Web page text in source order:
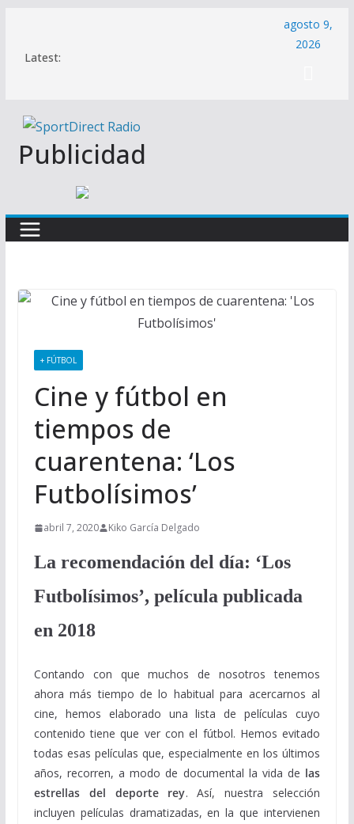
contenido
Latest:
agosto 9,
2026
Publicidad
+ FÚTBOL
Cine y fútbol en
tiempos de
cuarentena: ‘Los
Futbolísimos’
abril 7, 2020 Kiko García Delgado
La recomendación del día: ‘Los
Futbolísimos’, película publicada
en 2018
Contando con que muchos de nosotros tenemos
ahora más tiempo de lo habitual para acercarnos al
cine, hemos elaborado una lista de películas cuyo
contenido tiene que ver con el fútbol. Hemos evitado
todas esas películas que, especialmente en los últimos
años, recorren, a modo de documental la vida de las
estrellas del deporte rey. Así, nuestra selección
incluyen películas dramatizadas, en la que intervienen